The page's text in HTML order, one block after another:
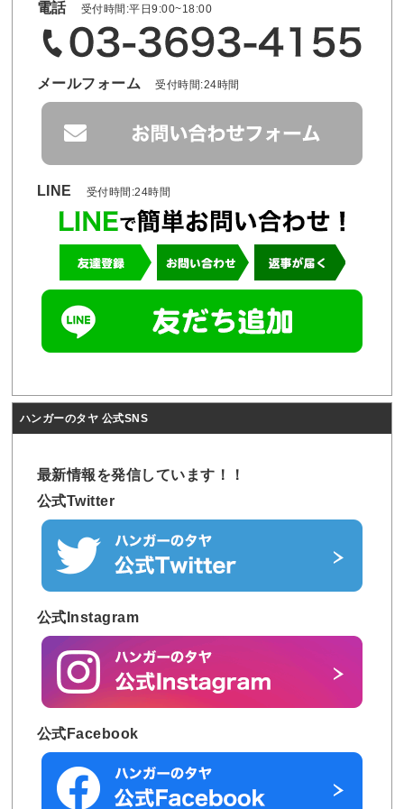
電話 受付時間:平日9:00~18:00
メールフォーム 受付時間:24時間
LINE 受付時間:24時間
ハンガーのタヤ 公式SNS
最新情報を発信しています！！
公式Twitter
公式Instagram
公式Facebook